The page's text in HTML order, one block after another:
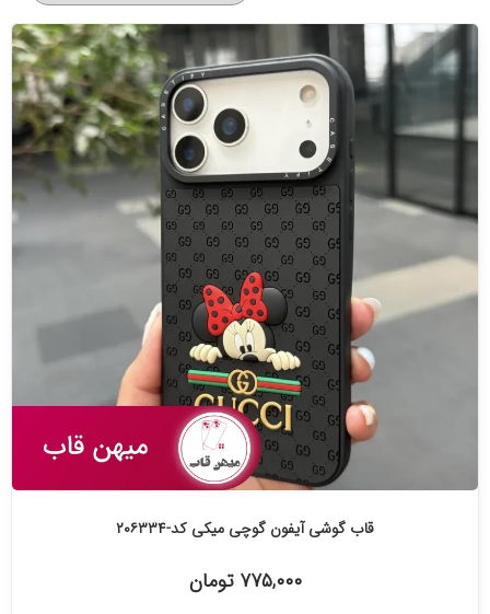
قاب گوشی آیفون گوچی میکی کد-۲۰۶۳۳۴
۷۷۵,۰۰۰ تومان